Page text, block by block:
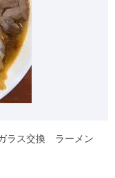
ラス交換 ラーメン